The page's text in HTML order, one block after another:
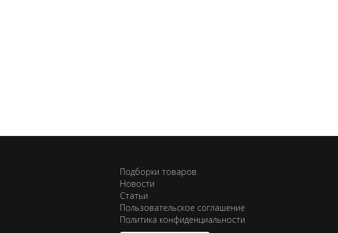
Подборки товаров
Новости
Статьи
Пользовательское соглашение
Политика конфиденциальности